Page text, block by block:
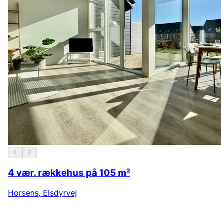
4 vær. rækkehus på 105 m²
Horsens, Elsdyrvej